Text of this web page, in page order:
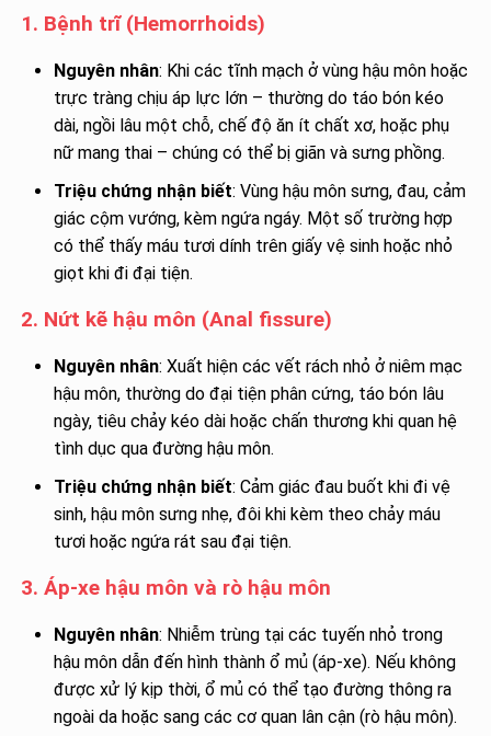
1. Bệnh trĩ (Hemorrhoids)
Nguyên nhân: Khi các tĩnh mạch ở vùng hậu môn hoặc
trực tràng chịu áp lực lớn – thường do táo bón kéo
dài, ngồi lâu một chỗ, chế độ ăn ít chất xơ, hoặc phụ
nữ mang thai – chúng có thể bị giãn và sưng phồng.
Triệu chứng nhận biết: Vùng hậu môn sưng, đau, cảm
giác cộm vướng, kèm ngứa ngáy. Một số trường hợp
có thể thấy máu tươi dính trên giấy vệ sinh hoặc nhỏ
giọt khi đi đại tiện.
2. Nứt kẽ hậu môn (Anal fissure)
Nguyên nhân: Xuất hiện các vết rách nhỏ ở niêm mạc
hậu môn, thường do đại tiện phân cứng, táo bón lâu
ngày, tiêu chảy kéo dài hoặc chấn thương khi quan hệ
tình dục qua đường hậu môn.
Triệu chứng nhận biết: Cảm giác đau buốt khi đi vệ
sinh, hậu môn sưng nhẹ, đôi khi kèm theo chảy máu
tươi hoặc ngứa rát sau đại tiện.
3. Áp-xe hậu môn và rò hậu môn
Nguyên nhân: Nhiễm trùng tại các tuyến nhỏ trong
hậu môn dẫn đến hình thành ổ mủ (áp-xe). Nếu không
được xử lý kịp thời, ổ mủ có thể tạo đường thông ra
ngoài da hoặc sang các cơ quan lân cận (rò hậu môn).